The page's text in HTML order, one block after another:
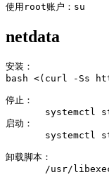
使用root账户：su
netdata
安装：
bash <(curl -Ss
停止：
systemctl
启动：
systemctl
卸载脚本：
/usr/libexec/